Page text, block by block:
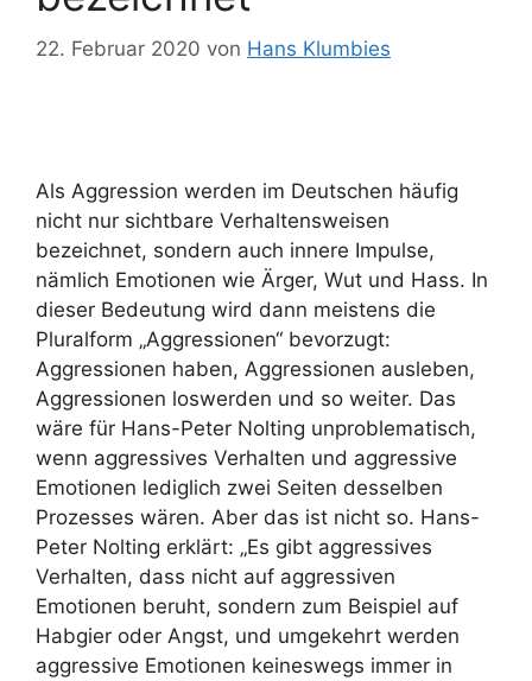
22. Februar 2020 von Hans Klumbies
Als Aggression werden im Deutschen häufig
nicht nur sichtbare Verhaltensweisen
bezeichnet, sondern auch innere Impulse,
nämlich Emotionen wie Ärger, Wut und Hass. In
dieser Bedeutung wird dann meistens die
Pluralform „Aggressionen“ bevorzugt:
Aggressionen haben, Aggressionen ausleben,
Aggressionen loswerden und so weiter. Das
wäre für Hans-Peter Nolting unproblematisch,
wenn aggressives Verhalten und aggressive
Emotionen lediglich zwei Seiten desselben
Prozesses wären. Aber das ist nicht so. Hans-
Peter Nolting erklärt: „Es gibt aggressives
Verhalten, dass nicht auf aggressiven
Emotionen beruht, sondern zum Beispiel auf
Habgier oder Angst, und umgekehrt werden
aggressive Emotionen keineswegs immer in